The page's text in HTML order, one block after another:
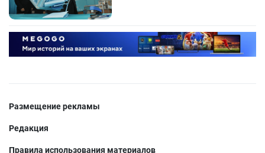
Размещение рекламы
Редакция
Правила использования материалов